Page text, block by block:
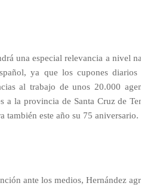
una especial relevancia a nivel
ya que los cupones
al trabajo de unos 20.000
a la provincia de Santa Cruz de
también este año su 75 aniversario.
ante los medios, Hernández